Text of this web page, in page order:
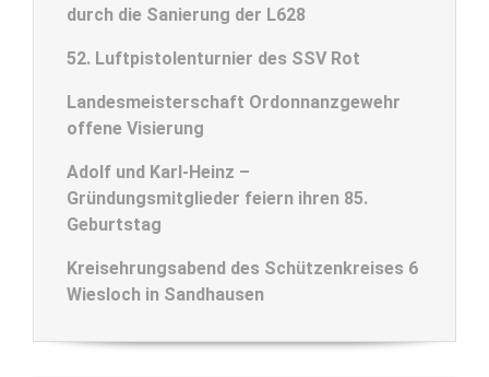
durch die Sanierung der L628
52. Luftpistolenturnier des SSV Rot
Landesmeisterschaft Ordonnanzgewehr
offene Visierung
Adolf und Karl-Heinz –
Gründungsmitglieder feiern ihren 85.
Geburtstag
Kreisehrungsabend des Schützenkreises 6
Wiesloch in Sandhausen